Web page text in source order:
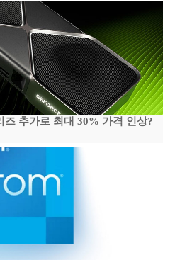
추가로 최대 30% 가격 인상?